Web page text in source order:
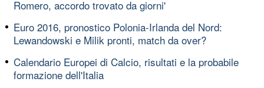
Romero, accordo trovato da giorni'
Euro 2016, pronostico Polonia-Irlanda del Nord:
Lewandowski e Milik pronti, match da over?
Calendario Europei di Calcio, risultati e la probabile
formazione dell'Italia